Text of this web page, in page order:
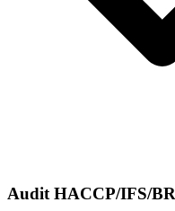
Audit HACCP/IFS/